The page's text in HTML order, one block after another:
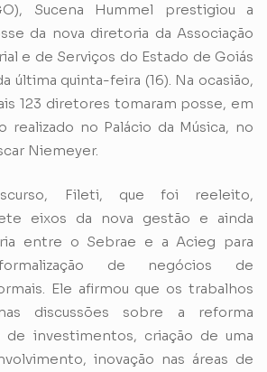
Sucena Hummel prestigiou a
da nova diretoria da Associação
e de Serviços do Estado de Goiás
última quinta-feira (16). Na ocasião,
123 diretores tomaram posse, em
realizado no Palácio da Música, no
Niemeyer.
Fileti, que foi reeleito,
eixos da nova gestão e ainda
entre o Sebrae e a Acieg para
de negócios de
Ele afirmou que os trabalhos
discussões sobre a reforma
de investimentos, criação de uma
inovação nas áreas de